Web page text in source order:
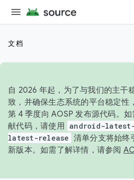
文档
自 2026 年起，为了与我们的主干
致，并确保生态系统的平台稳定性
第 4 季度向 AOSP 发布源代码。
献代码，请使用 android-
latest-release 清单分支将始终
新版本。如需了解详情，请参阅